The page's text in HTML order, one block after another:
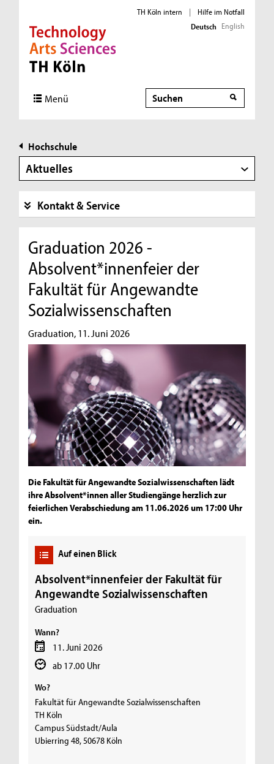
Direkt zur Hauptnavigation
Direkt zur Subnavigation
Direkt zum Inhalt
Direkt zum Fußbereich
TH Köln intern |
Hilfe im Notfall
Deutsch English
Menü Suche
Hochschule
Aktuelles
Kontakt & Service
Graduation 2026 -
Absolvent*innenfeier der
Fakultät für Angewandte
Sozialwissenschaften
Graduation, 11. Juni 2026
Die Fakultät für Angewandte Sozialwissenschaften lädt
ihre Absolvent*innen aller Studiengänge herzlich zur
feierlichen Verabschiedung am 11.06.2026 um 17:00 Uhr
ein.
Auf einen Blick
Absolvent*innenfeier der Fakultät für
Angewandte Sozialwissenschaften
Graduation
Wann?
11. Juni 2026
ab 17.00 Uhr
Wo?
Fakultät für Angewandte Sozialwissenschaften
TH Köln
Campus Südstadt/Aula
Ubierring 48, 50678 Köln